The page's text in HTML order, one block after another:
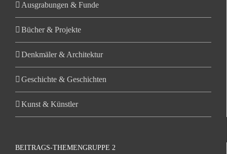
Ausgrabungen & Funde
Bücher & Projekte
Denkmäler & Architektur
Geschichte & Geschichten
Kunst & Künstler
BEITRAGS-THEMENGRUPPE 2